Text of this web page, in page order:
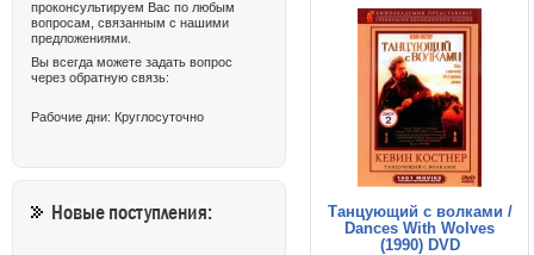
«опеки». И наступает момент,
когда робкий и тихий музыкант
должен принять решение:
остаться верным идеалам
социализма или сделать
решительный шаг навстречу
новой жизни, большой любви
и, конечно же, желанной
Танцующий с волками /
Dances With Wolves
(1990) DVD
проконсультируем Вас по любым
вопросам, связанным с нашими
предложениями.
Вы всегда можете задать вопрос
через обратную связь:
Рабочие дни: Круглосуточно
Новые поступления: